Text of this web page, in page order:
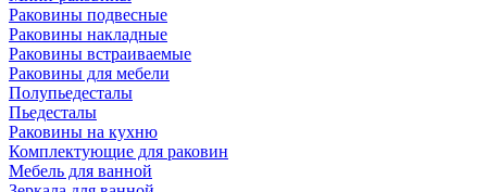
Раковины подвесные
Раковины накладные
Раковины встраиваемые
Раковины для мебели
Полупьедесталы
Пьедесталы
Раковины на кухню
Комплектующие для раковин
Мебель для ванной